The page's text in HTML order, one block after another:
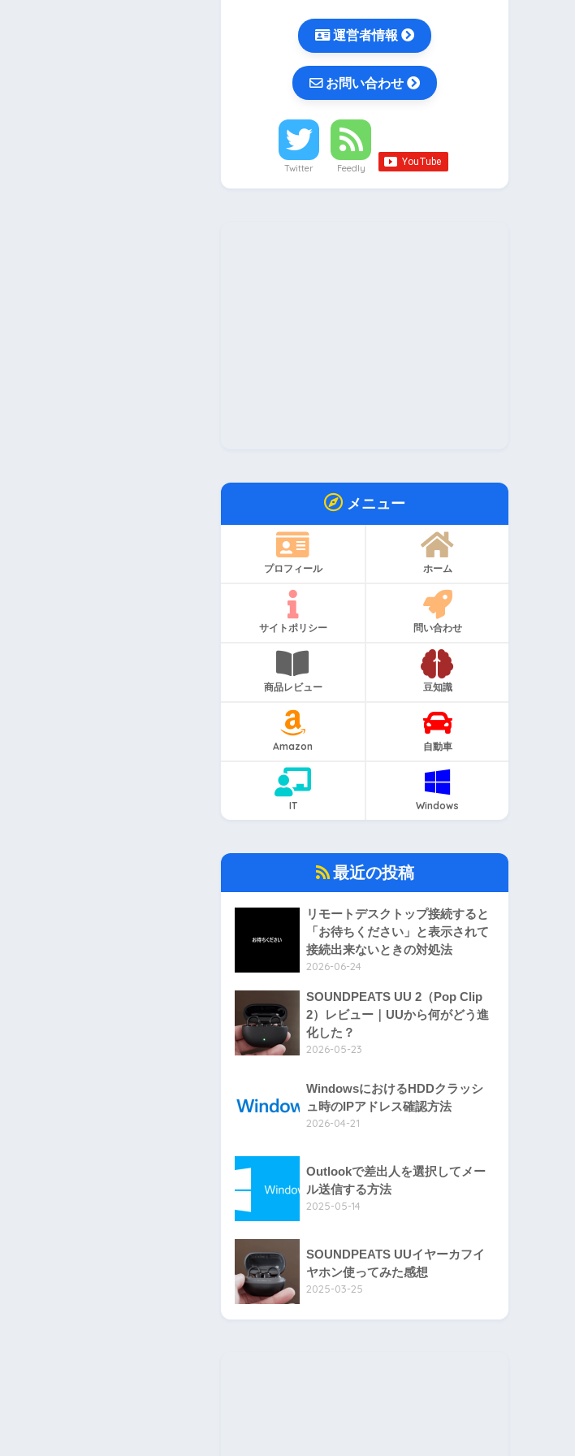
運営者情報
お問い合わせ
Twitter Feedly
メニュー
プロフィール ホーム
サイトポリシー 問い合わせ
商品レビュー 豆知識
Amazon 自動車
IT Windows
最近の投稿
リモートデスクトップ接続すると
「お待ちください」と表示されて
接続出来ないときの対処法
2026-06-24
SOUNDPEATS UU 2（Pop Clip
2）レビュー｜UUから何がどう進
化した？
2026-05-23
WindowsにおけるHDDクラッシ
ュ時のIPアドレス確認方法
2026-04-21
Outlookで差出人を選択してメー
ル送信する方法
2025-05-14
SOUNDPEATS UUイヤーカフイ
ヤホン使ってみた感想
2025-03-25